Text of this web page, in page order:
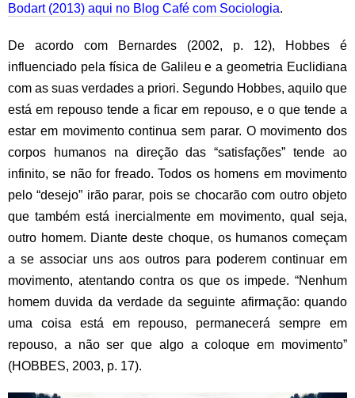
Bodart (2013) aqui no Blog Café com Sociologia.
De acordo com Bernardes (2002, p. 12), Hobbes é
influenciado pela física de Galileu e a geometria Euclidiana
com as suas verdades a priori. Segundo Hobbes, aquilo que
está em repouso tende a ficar em repouso, e o que tende a
estar em movimento continua sem parar. O movimento dos
corpos humanos na direção das “satisfações” tende ao
infinito, se não for freado. Todos os homens em movimento
pelo “desejo” irão parar, pois se chocarão com outro objeto
que também está inercialmente em movimento, qual seja,
outro homem. Diante deste choque, os humanos começam
a se associar uns aos outros para poderem continuar em
movimento, atentando contra os que os impede. “Nenhum
homem duvida da verdade da seguinte afirmação: quando
uma coisa está em repouso, permanecerá sempre em
repouso, a não ser que algo a coloque em movimento”
(HOBBES, 2003, p. 17).